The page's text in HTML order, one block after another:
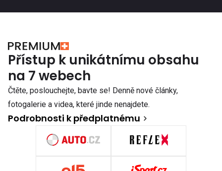
Přístup k unikátnímu obsahu
na 7 webech
Čtěte, poslouchejte, bavte se! Denně nové články,
fotogalerie a videa, které jinde nenajdete.
Podrobnosti k předplatnému